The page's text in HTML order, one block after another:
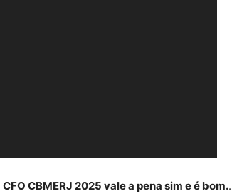
CFO CBMERJ 2025 vale a pena sim e é bom..